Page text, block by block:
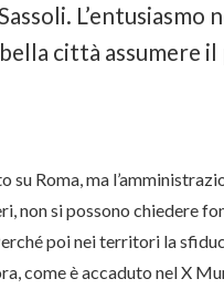
L’entusiasmo
città assumere
su Roma, ma
non si possono chiedere
poi nei territori la
come è accaduto nel X